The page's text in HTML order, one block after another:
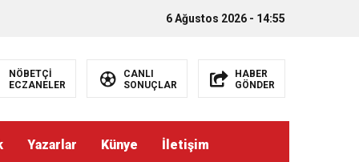
6 Ağustos 2026 - 14:55
NÖBETÇİ
ECZANELER
CANLI
SONUÇLAR
HABER
GÖNDER
Yazarlar Künye İletişim